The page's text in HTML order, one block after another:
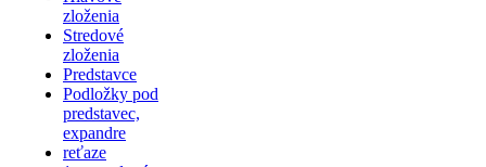
zloženia
Stredové
zloženia
Predstavce
Podložky pod
predstavec,
expandre
reťaze